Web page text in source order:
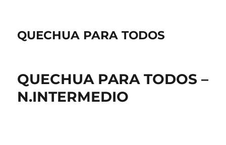
QUECHUA PARA TODOS
QUECHUA PARA TODOS –
N.INTERMEDIO